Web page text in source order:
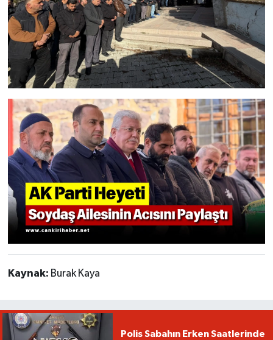
Kaynak: Burak Kaya
Polis Sabahın Erken Saatlerinde